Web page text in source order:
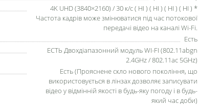
4K UHD (3840×2160) / 30 к/с ( НІ ) ( НІ ) ( НІ ) ( НІ ) *
Частота кадрів може змінюватися під час потокової
передачі відео на каналі Wi-Fi.
Есть
ЕСТЬ Двохдіапазонний модуль WI-FI (802.11abgn
2.4GHz / 802.11ac 5GHz)
Есть (Прояснене скло нового покоління, що
використовується в лінзах дозволяє записувати
відео у відмінній якості в будь-яку погоду і в будь-
який час доби)